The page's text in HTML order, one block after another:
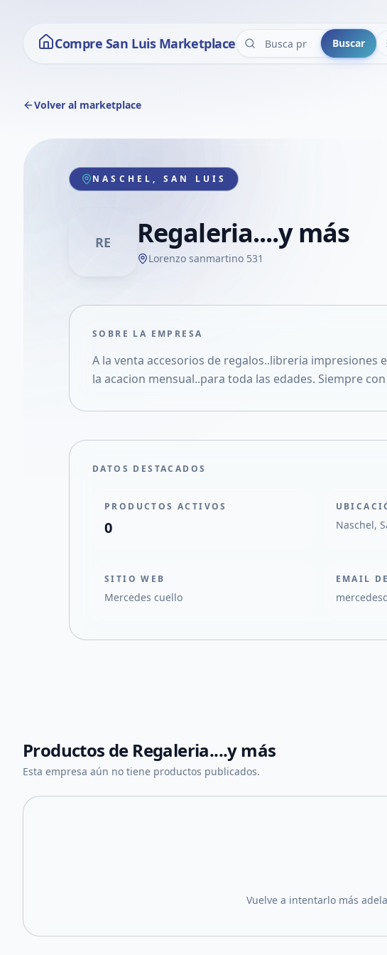
Compre San Luis Marketplace Buscar
Volver al marketplace
NASCHEL, SAN LUIS
RE Regaleria....y más
Lorenzo sanmartino 531
SOBRE LA EMPRESA
A la venta accesorios de regalos..libreria impresiones
la acacion mensual..para toda las edades. Siempre
DATOS DESTACADOS
PRODUCTOS ACTIVOS
0 Naschel,
SITIO WEB
Mercedes cuello
EMAIL
Productos de Regaleria....y más
Esta empresa aún no tiene productos publicados.
Vuelve a intentarlo más